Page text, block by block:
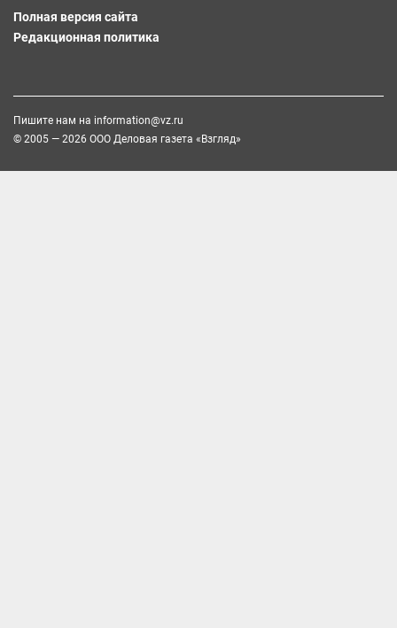
Полная версия сайта
Редакционная политика
Пишите нам на information@vz.ru
© 2005 — 2026 ООО Деловая газета «Взгляд»